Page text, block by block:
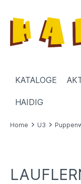
KATALOGE
HAIDIG
Home U3